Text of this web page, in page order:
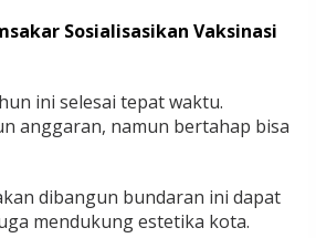
Sosialisasikan Vaksinasi
ini selesai tepat waktu.
anggaran, namun bertahap bisa
dibangun bundaran ini dapat
mendukung estetika kota.